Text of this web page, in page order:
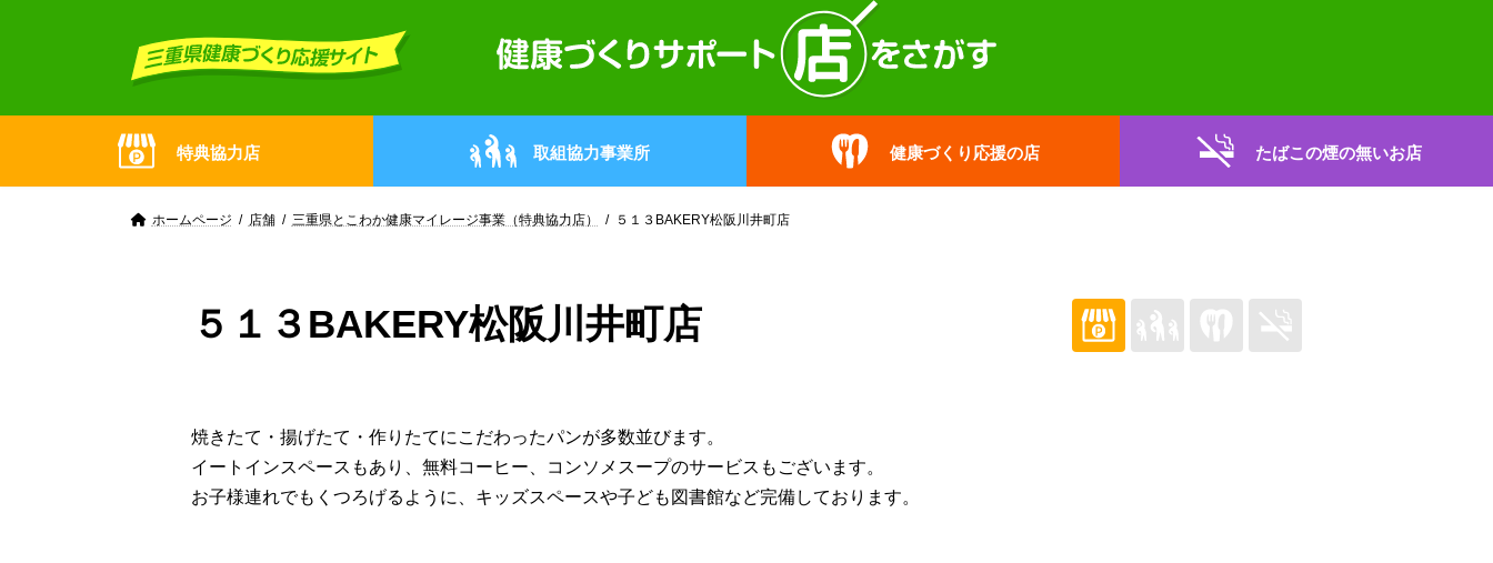
特典協力店 取組協力事業所 健康づくり応援の店 たばこの煙の無いお店
ホームページ 店舗 三重県とこわか健康マイレージ事業（特典協力店） ５１３BAKERY松阪川井町店
５１３BAKERY松阪川井町店
焼きたて・揚げたて・作りたてにこだわったパンが多数並びます。
イートインスペースもあり、無料コーヒー、コンソメスープのサービスもございます。
お子様連れでもくつろげるように、キッズスペースや子ども図書館など完備しております。